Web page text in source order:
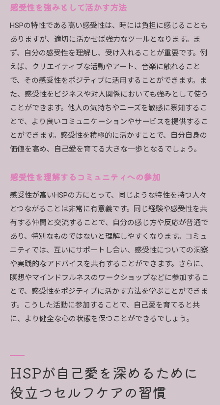
他者との共感を深める方法
スピリチュアルコミュニティでの成長
HSPが心の健康を保つための自己愛とセルフケアの
具体的なステップ
自己愛を育てるための基本ステップ
日常生活でのセルフケアルーチン
自己愛の過程を記録する
専門家のサポートを受ける
自己愛の進捗を評価する
感受性を強みとして活かす方法
HSPの特性である高い感受性は、時には負担に感じることも
ありますが、適切に活かせば強力なツールとなります。ま
ず、自分の感受性を理解し、受け入れることが重要です。例
えば、クリエイティブな活動やアート、音楽に触れること
で、その感受性をポジティブに活用することができます。ま
た、感受性をビジネスや対人関係においても強みとして使う
ことができます。他人の気持ちやニーズを敏感に察知するこ
とで、より良いコミュニケーションやサービスを提供するこ
とができます。感受性を積極的に活かすことで、自分自身の
価値を高め、自己愛を育てる大きな一歩となるでしょう。
感受性を理解するコミュニティへの参加
感受性が高いHSPの方にとって、同じような特性を持つ人々
とつながることは非常に有意義です。同じ経験や感受性を共
有する仲間と交流することで、自分の感じ方や反応が普通で
あり、特別なものではないと理解しやすくなります。コミュ
ニティでは、互いにサポートし合い、感受性についての洞察
や実践的なアドバイスを共有することができます。さらに、
瞑想やマインドフルネスのワークショップなどに参加するこ
とで、感受性をポジティブに活かす方法を学ぶことができま
す。こうした活動に参加することで、自己愛を育てると共
に、より健全な心の状態を保つことができるでしょう。
HSPが自己愛を深めるために
役立つセルフケアの習慣